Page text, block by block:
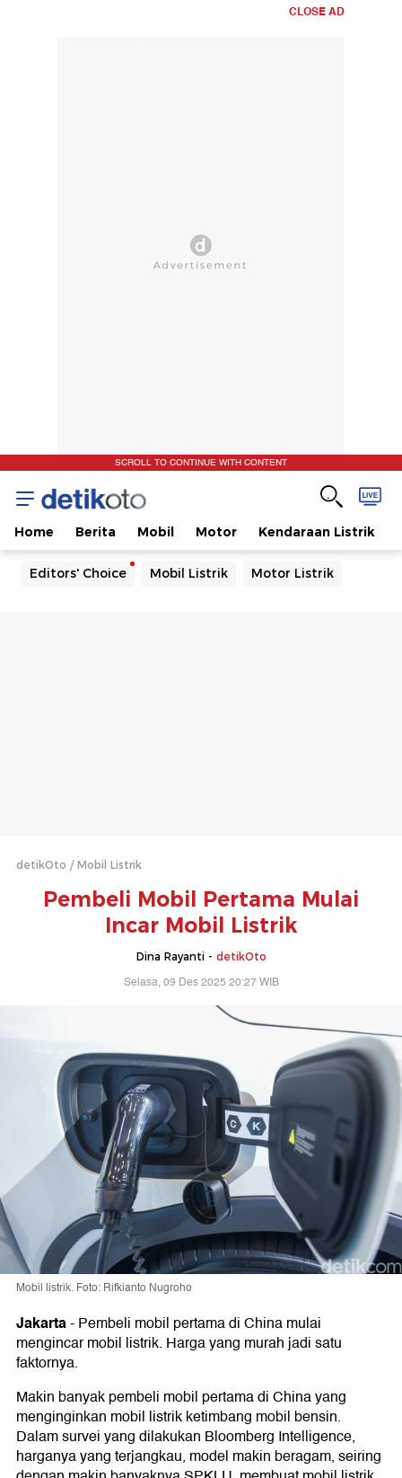
CLOSE AD
SCROLL TO CONTINUE WITH CONTENT
Home Berita Mobil Motor Kendaraan Listrik
Editors' Choice Mobil Listrik Motor Listrik
detikOto Mobil Listrik
Pembeli Mobil Pertama Mulai
Incar Mobil Listrik
Dina Rayanti - detikOto
Selasa, 09 Des 2025 20:27 WIB
Mobil listrik. Foto: Rifkianto Nugroho
Jakarta-Pembeli mobil pertama di China mulai
mengincar mobil listrik. Harga yang murah jadi satu
faktornya.
Makin banyak pembeli mobil pertama di China yang
menginginkan mobil listrik ketimbang mobil bensin.
Dalam survei yang dilakukan Bloomberg Intelligence,
harganya yang terjangkau, model makin beragam, seiring